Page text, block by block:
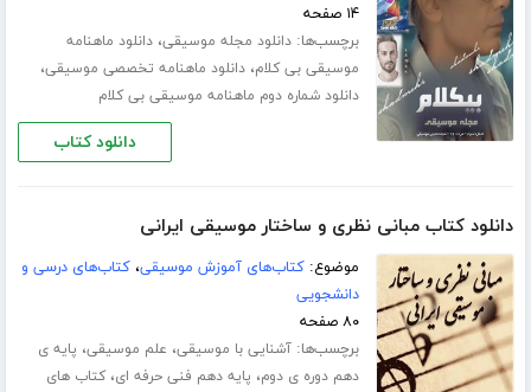
۱۴ صفحه
برچسب‌ها:دانلود مجله موسیقی،دانلود ماهنامه
موسیقی بی کلام،دانلود ماهنامه تخصصی موسیقی،
دانلود شماره دوم ماهنامه موسیقی بی کلام
دانلود کتاب
دانلود کتاب مبانی نظری و ساختار موسیقی ایرانی
موضوع:کتاب‌های آموزش موسیقی،کتاب‌های درسی و
دانشجویی
۸۰ صفحه
برچسب‌ها:آشنایی با موسیقی، علم موسیقی، پایه ی
دهم دوره ی دوم، پایه دهم فنی حرفه ای،کتاب های